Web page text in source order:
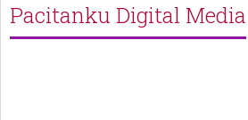
Pacitanku Digital Media